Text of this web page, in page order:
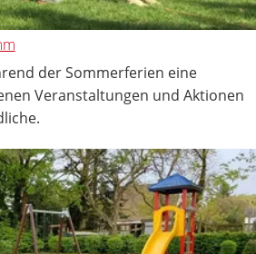
der Sommerferien eine
Veranstaltungen und Aktionen